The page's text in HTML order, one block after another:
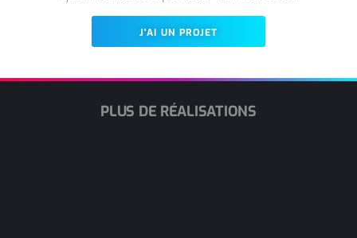
J'AI UN PROJET
PLUS DE RÉALISATIONS